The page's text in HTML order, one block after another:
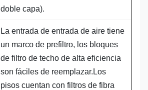
doble capa).
La entrada de entrada de aire tiene
un marco de prefiltro, los bloques
de filtro de techo de alta eficiencia
son fáciles de reemplazar.Los
pisos cuentan con filtros de fibra